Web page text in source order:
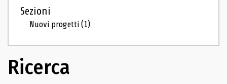
Sezioni
Nuovi progetti(1)
Ricerca